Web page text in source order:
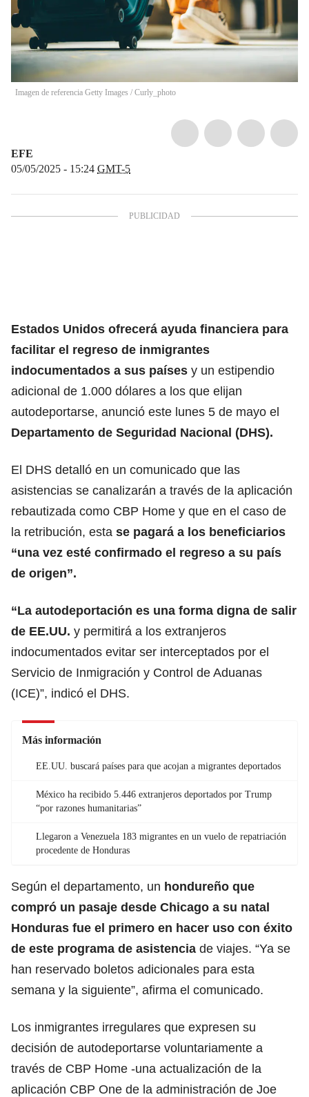
Imagen de referencia Getty Images / Curly_photo
EFE
05/05/2025 - 15:24 GMT-5
Estados Unidos ofrecerá ayuda financiera para
facilitar el regreso de inmigrantes
indocumentados a sus países y un estipendio
adicional de 1.000 dólares a los que elijan
autodeportarse, anunció este lunes 5 de mayo el
Departamento de Seguridad Nacional (DHS).
El DHS detalló en un comunicado que las
asistencias se canalizarán a través de la aplicación
rebautizada como CBP Home y que en el caso de
la retribución, esta se pagará a los beneficiarios
“una vez esté confirmado el regreso a su país
de origen”.
“La autodeportación es una forma digna de salir
de EE.UU. y permitirá a los extranjeros
indocumentados evitar ser interceptados por el
Servicio de Inmigración y Control de Aduanas
(ICE)”, indicó el DHS.
Más información
EE.UU. buscará países para que acojan a migrantes deportados
México ha recibido 5.446 extranjeros deportados por Trump
“por razones humanitarias”
Llegaron a Venezuela 183 migrantes en un vuelo de repatriación
procedente de Honduras
Según el departamento, un hondureño que
compró un pasaje desde Chicago a su natal
Honduras fue el primero en hacer uso con éxito
de este programa de asistencia de viajes. “Ya se
han reservado boletos adicionales para esta
semana y la siguiente”, afirma el comunicado.
Los inmigrantes irregulares que expresen su
decisión de autodeportarse voluntariamente a
través de CBP Home -una actualización de la
aplicación CBP One de la administración de Joe